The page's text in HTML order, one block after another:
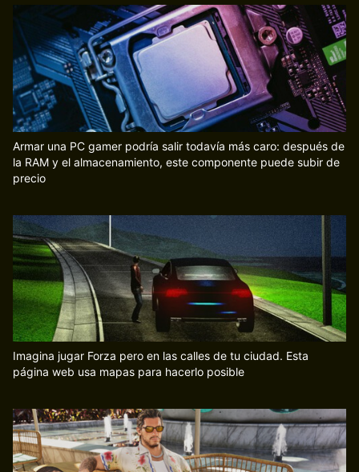
Armar una PC gamer podría salir todavía más caro: después de
la RAM y el almacenamiento, este componente puede subir de
precio
Imagina jugar Forza pero en las calles de tu ciudad. Esta
página web usa mapas para hacerlo posible